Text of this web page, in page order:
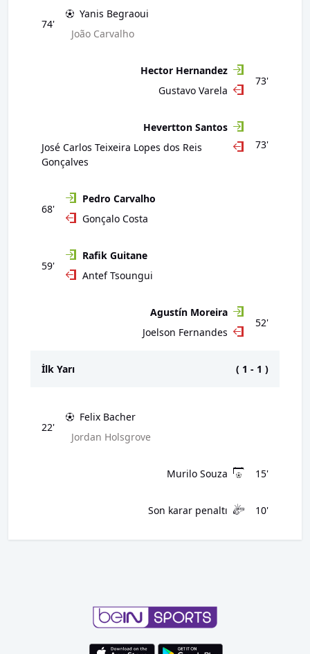
74'
Yanis Begraoui
João Carvalho
73'
Hector Hernandez
Gustavo Varela
73'
Hevertton Santos
José Carlos Teixeira Lopes dos Reis
Gonçalves
68'
Pedro Carvalho
Gonçalo Costa
59'
Rafik Guitane
Antef Tsoungui
52'
Agustín Moreira
Joelson Fernandes
İlk Yarı ( 1 - 1 )
22'
Felix Bacher
Jordan Holsgrove
15'
Murilo Souza
10'
Son karar penaltı